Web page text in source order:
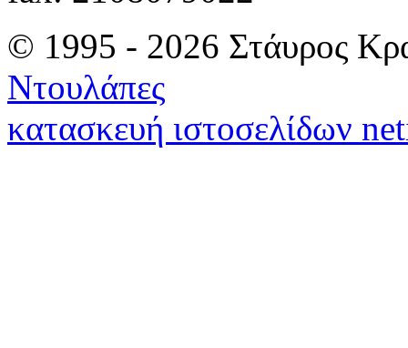
© 1995 - 2026 Στάυρος
Ντουλάπες
κατασκευή ιστοσελίδων